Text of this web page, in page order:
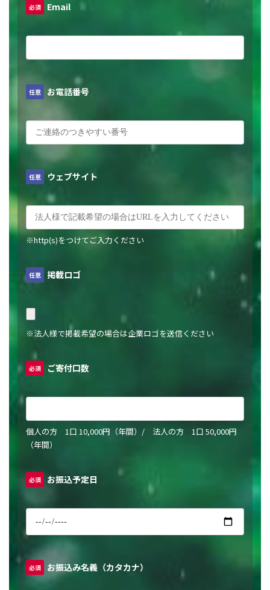
必須 Email
任意 お電話番号
任意 ウェブサイト
※http(s)をつけてご入力ください
任意 掲載ロゴ
※法人様で掲載希望の場合は企業ロゴを送信ください
必須 ご寄付口数
個人の方 1口 10,000円（年間）/ 法人の方 1口 50,000円
（年間）
必須 お振込予定日
必須 お振込み名義（カタカナ）